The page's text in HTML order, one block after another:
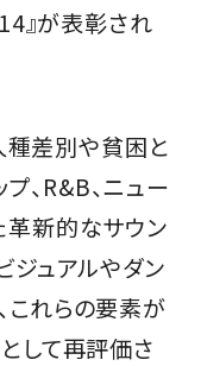
』が表彰され
種差別や貧困と
、R&B、ニュー
革新的なサウン
ジュアルやダン
これらの要素が
して再評価さ